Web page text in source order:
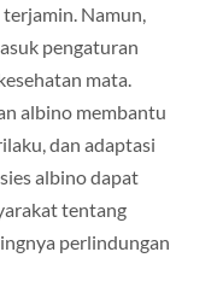
Namun,
pengaturan
mata.
albino membantu
dan adaptasi
albino dapat
tentang
perlindungan